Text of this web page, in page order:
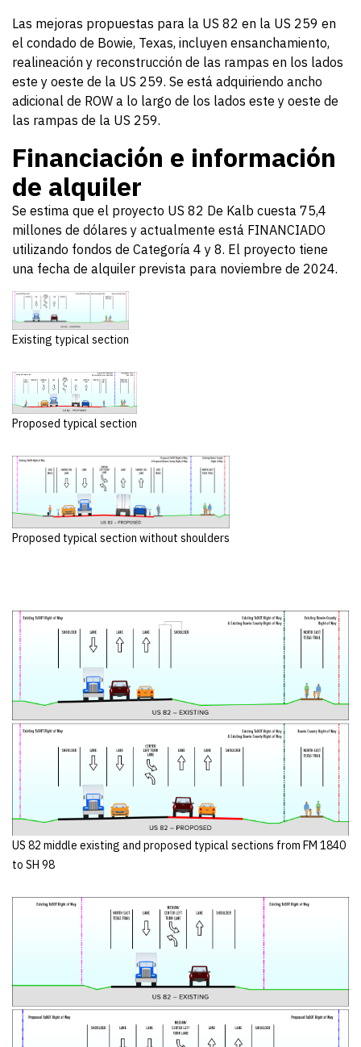
Las mejoras propuestas para la US 82 en la US 259 en
el condado de Bowie, Texas, incluyen ensanchamiento,
realineación y reconstrucción de las rampas en los lados
este y oeste de la US 259. Se está adquiriendo ancho
adicional de ROW a lo largo de los lados este y oeste de
las rampas de la US 259.
Financiación e información
de alquiler
Se estima que el proyecto US 82 De Kalb cuesta 75,4
millones de dólares y actualmente está FINANCIADO
utilizando fondos de Categoría 4 y 8. El proyecto tiene
una fecha de alquiler prevista para noviembre de 2024.
Existing typical section
Proposed typical section
Proposed typical section without shoulders
US 82 middle existing and proposed typical sections from FM 1840
to SH 98